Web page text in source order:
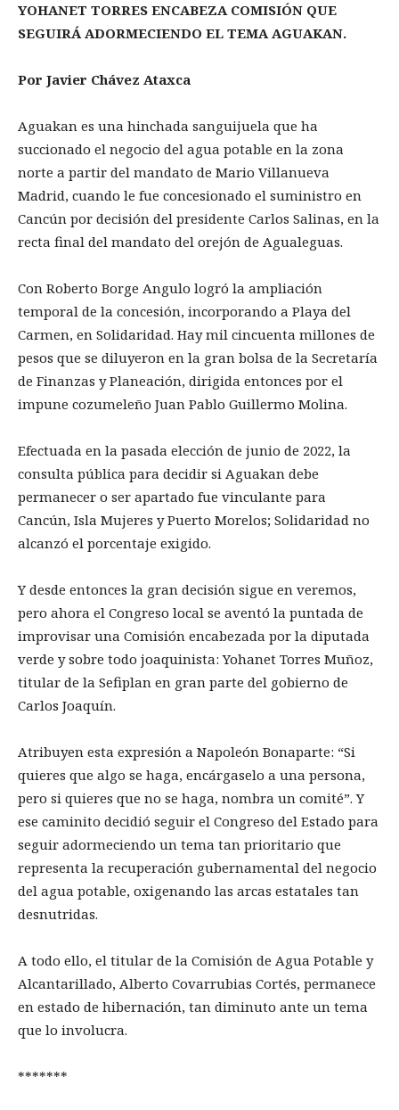
YOHANET TORRES ENCABEZA COMISIÓN QUE
SEGUIRÁ ADORMECIENDO EL TEMA AGUAKAN.
Por Javier Chávez Ataxca
Aguakan es una hinchada sanguijuela que ha
succionado el negocio del agua potable en la zona
norte a partir del mandato de Mario Villanueva
Madrid, cuando le fue concesionado el suministro en
Cancún por decisión del presidente Carlos Salinas, en la
recta final del mandato del orejón de Agualeguas.
Con Roberto Borge Angulo logró la ampliación
temporal de la concesión, incorporando a Playa del
Carmen, en Solidaridad. Hay mil cincuenta millones de
pesos que se diluyeron en la gran bolsa de la Secretaría
de Finanzas y Planeación, dirigida entonces por el
impune cozumeleño Juan Pablo Guillermo Molina.
Efectuada en la pasada elección de junio de 2022, la
consulta pública para decidir si Aguakan debe
permanecer o ser apartado fue vinculante para
Cancún, Isla Mujeres y Puerto Morelos; Solidaridad no
alcanzó el porcentaje exigido.
Y desde entonces la gran decisión sigue en veremos,
pero ahora el Congreso local se aventó la puntada de
improvisar una Comisión encabezada por la diputada
verde y sobre todo joaquinista: Yohanet Torres Muñoz,
titular de la Sefiplan en gran parte del gobierno de
Carlos Joaquín.
Atribuyen esta expresión a Napoleón Bonaparte: “Si
quieres que algo se haga, encárgaselo a una persona,
pero si quieres que no se haga, nombra un comité”. Y
ese caminito decidió seguir el Congreso del Estado para
seguir adormeciendo un tema tan prioritario que
representa la recuperación gubernamental del negocio
del agua potable, oxigenando las arcas estatales tan
desnutridas.
A todo ello, el titular de la Comisión de Agua Potable y
Alcantarillado, Alberto Covarrubias Cortés, permanece
en estado de hibernación, tan diminuto ante un tema
que lo involucra.
*******